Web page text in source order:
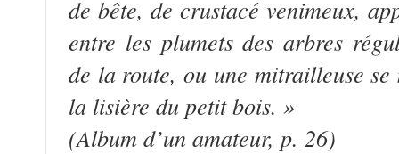
de bête, de crustacé venimeux,
entre les plumets des arbres
de la route, ou une mitrailleuse
la lisière du petit bois. »
(Album d’un amateur, p. 26)